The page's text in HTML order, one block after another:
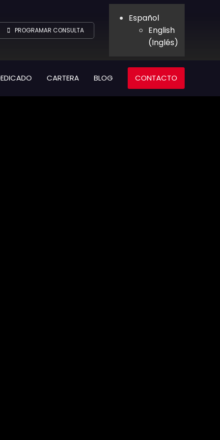
PROGRAMAR CONSULTA
Español
English
(Inglés)
CARTERA BLOG CONTACTO